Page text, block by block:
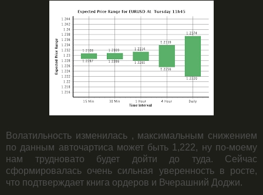
Волатильность изменилась , максимальным снижением
по данным авточартиса может быть 1,222, ну по-моему
нам трудновато будет дойти до туда. Сейчас
сформировалась очень сильная уверенность в росте,
что подтверждает книга ордеров и Вчерашний Доджи.